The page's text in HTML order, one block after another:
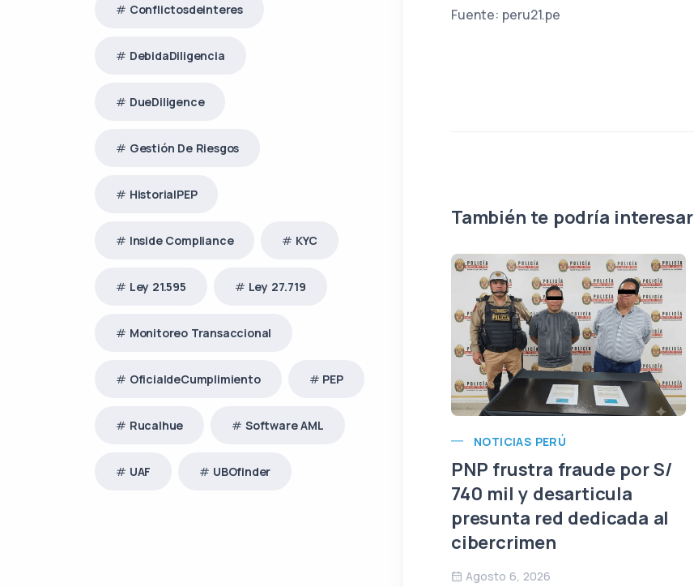
Fuente: peru21.pe
También te podría interesar
NOTICIAS PERÚ
PNP frustra fraude por S/
740 mil y desarticula
presunta red dedicada al
cibercrimen
Agosto 6, 2026
Conflictosdeinteres
DebidaDiligencia
DueDiligence
Gestión De Riesgos
HistorialPEP
Inside Compliance KYC
Ley 21.595 Ley 27.719
Monitoreo Transaccional
OficialdeCumplimiento PEP
Rucalhue Software AML
UAF UBOfinder